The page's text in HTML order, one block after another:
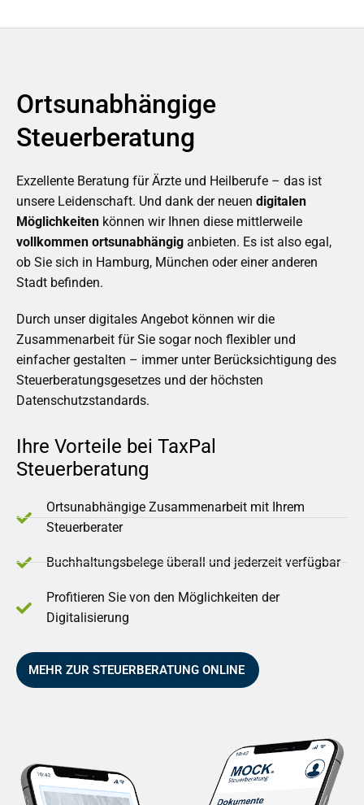
Ortsunabhängige
Steuerberatung
Exzellente Beratung für Ärzte und Heilberufe – das ist
unsere Leidenschaft. Und dank der neuen digitalen
Möglichkeiten können wir Ihnen diese mittlerweile
vollkommen ortsunabhängig anbieten. Es ist also egal,
ob Sie sich in Hamburg, München oder einer anderen
Stadt befinden.
Durch unser digitales Angebot können wir die
Zusammenarbeit für Sie sogar noch flexibler und
einfacher gestalten – immer unter Berücksichtigung des
Steuerberatungsgesetzes und der höchsten
Datenschutzstandards.
Ihre Vorteile bei TaxPal
Steuerberatung
Ortsunabhängige Zusammenarbeit mit Ihrem
Steuerberater
Buchhaltungsbelege überall und jederzeit verfügbar
Profitieren Sie von den Möglichkeiten der
Digitalisierung
MEHR ZUR STEUERBERATUNG ONLINE